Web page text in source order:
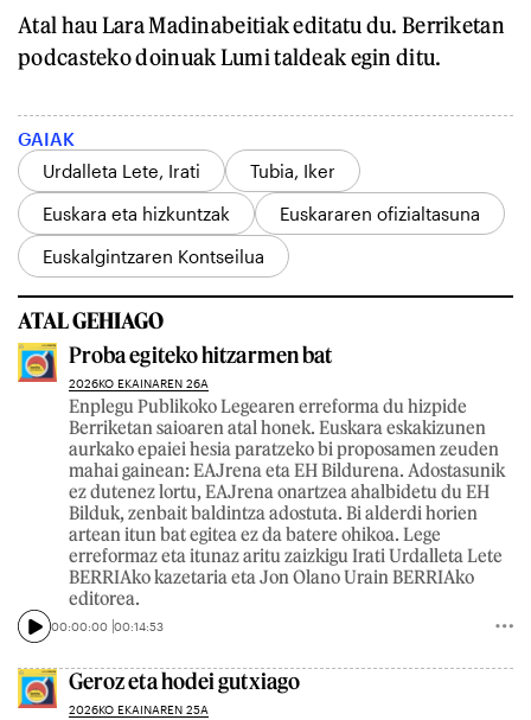
Atal hau Lara Madinabeitiak editatu du. Berriketan
podcasteko doinuak Lumi taldeak egin ditu.
GAIAK
Urdalleta Lete, Irati
Tubia, Iker
Euskara eta hizkuntzak
Euskararen ofizialtasuna
Euskalgintzaren Kontseilua
ATAL GEHIAGO
Proba egiteko hitzarmen bat
2026KO EKAINAREN 26A
Enplegu Publikoko Legearen erreforma du hizpide
Berriketan saioaren atal honek. Euskara eskakizunen
aurkako epaiei hesia paratzeko bi proposamen zeuden
mahai gainean: EAJrena eta EH Bildurena. Adostasunik
ez dutenez lortu, EAJrena onartzea ahalbidetu du EH
Bilduk, zenbait baldintza adostuta. Bi alderdi horien
artean itun bat egitea ez da batere ohikoa. Lege
erreformaz eta itunaz aritu zaizkigu Irati Urdalleta Lete
BERRIAko kazetaria eta Jon Olano Urain BERRIAko
editorea.
00:00:00 00:14:53
Geroz eta hodei gutxiago
2026KO EKAINAREN 25A